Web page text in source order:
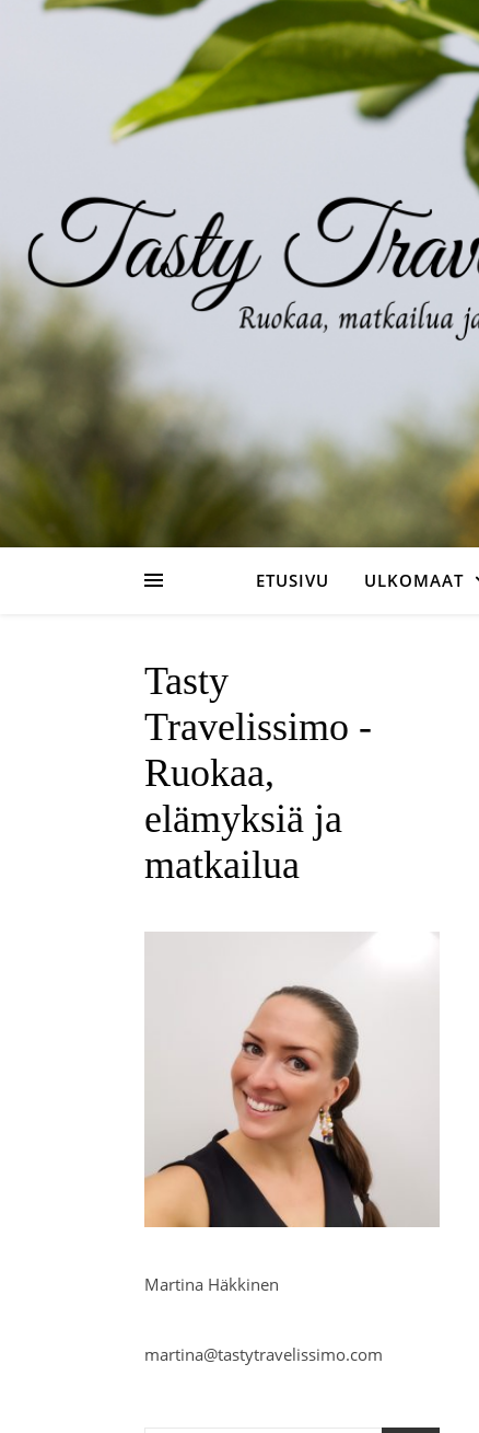
ETUSIVU ULKOMAAT
Tasty
Travelissimo -
Ruokaa,
elämyksiä ja
matkailua
Martina Häkkinen
martina@tastytravelissimo.com